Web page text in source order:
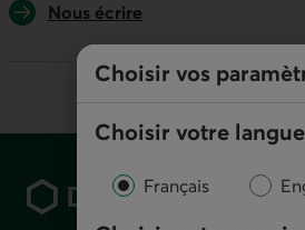
Choisir vos
Choisir votre langue
Français
Nous écrire
Pied de page